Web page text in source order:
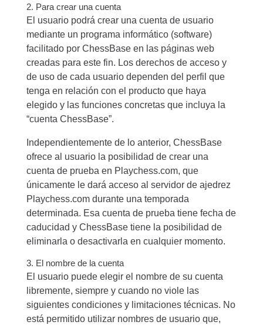
2. Para crear una cuenta
El usuario podrá crear una cuenta de usuario
mediante un programa informático (software)
facilitado por ChessBase en las páginas web
creadas para este fin. Los derechos de acceso y
de uso de cada usuario dependen del perfil que
tenga en relación con el producto que haya
elegido y las funciones concretas que incluya la
“cuenta ChessBase”.
Independientemente de lo anterior, ChessBase
ofrece al usuario la posibilidad de crear una
cuenta de prueba en Playchess.com, que
únicamente le dará acceso al servidor de ajedrez
Playchess.com durante una temporada
determinada. Esa cuenta de prueba tiene fecha de
caducidad y ChessBase tiene la posibilidad de
eliminarla o desactivarla en cualquier momento.
3. El nombre de la cuenta
El usuario puede elegir el nombre de su cuenta
libremente, siempre y cuando no viole las
siguientes condiciones y limitaciones técnicas. No
está permitido utilizar nombres de usuario que,